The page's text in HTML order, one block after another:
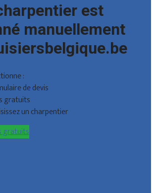
est
manuellement
:
de devis
gratuits
un charpentier
gratuits